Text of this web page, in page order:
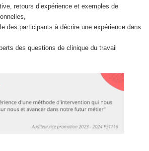
retours d’expérience et exemples de
des participants à décrire une expérience dans
des questions de clinique du travail